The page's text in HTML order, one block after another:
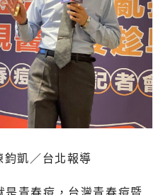
凱／台北報導